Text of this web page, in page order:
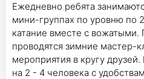
Ежедневно ребята
мини-группах по уровню по
катание вместе с вожатыми.
проводятся зимние мастер-
мероприятия в кругу
на 2 - 4 человека с